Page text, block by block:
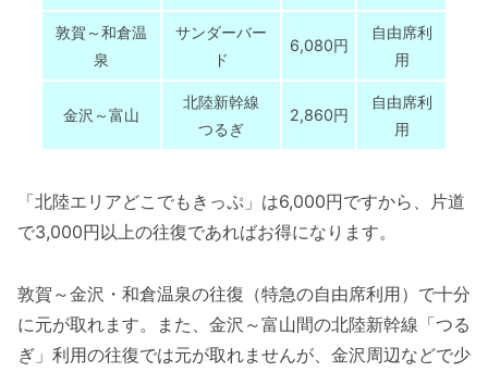
敦賀～和倉温
泉
サンダーバー
ド
6,080円
自由席利
用
金沢～富山
北陸新幹線
つるぎ
2,860円
自由席利
用
「北陸エリアどこでもきっぷ」は6,000円ですから、片道
で3,000円以上の往復であればお得になります。
敦賀～金沢・和倉温泉の往復（特急の自由席利用）で十分
に元が取れます。また、金沢～富山間の北陸新幹線「つる
ぎ」利用の往復では元が取れませんが、金沢周辺などで少